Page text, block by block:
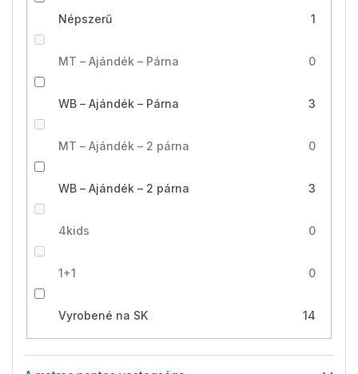
Népszerű 1
MT – Ajándék – Párna 0
WB – Ajándék – Párna 3
MT – Ajándék – 2 párna 0
WB – Ajándék – 2 párna 3
4kids 0
1+1 0
Vyrobené na SK 14